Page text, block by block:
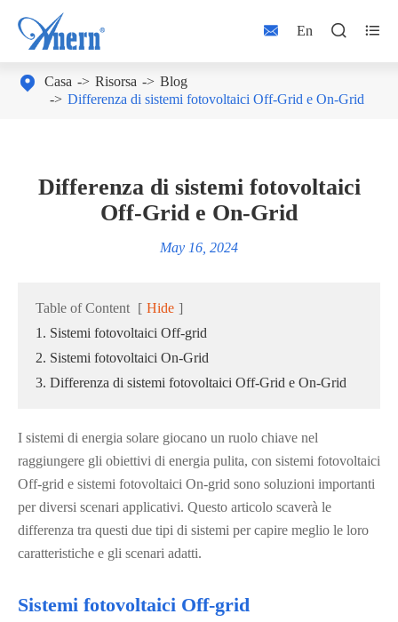
 En  
 Casa Risorsa
Blog
Differenza di sistemi fotovoltaici Off-Grid e On-Grid
Differenza di sistemi fotovoltaici
Off-Grid e On-Grid
May 16, 2024
Table of Content [ Hide ]
1. Sistemi fotovoltaici Off-grid
2. Sistemi fotovoltaici On-Grid
3. Differenza di sistemi fotovoltaici Off-Grid e On-Grid
I sistemi di energia solare giocano un ruolo chiave nel
raggiungere gli obiettivi di energia pulita, con sistemi fotovoltaici
Off-grid e sistemi fotovoltaici On-grid sono soluzioni importanti
per diversi scenari applicativi. Questo articolo scaverà le
differenza tra questi due tipi di sistemi per capire meglio le loro
caratteristiche e gli scenari adatti.
Sistemi fotovoltaici Off-grid